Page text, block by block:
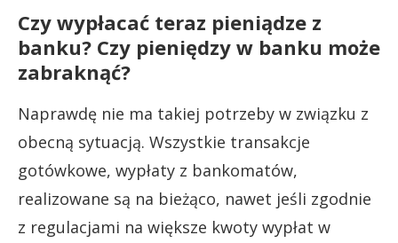
Czy wypłacać teraz pieniądze z
banku? Czy pieniędzy w banku może
zabraknąć?
Naprawdę nie ma takiej potrzeby w związku z
obecną sytuacją. Wszystkie transakcje
gotówkowe, wypłaty z bankomatów,
realizowane są na bieżąco, nawet jeśli zgodnie
z regulacjami na większe kwoty wypłat w